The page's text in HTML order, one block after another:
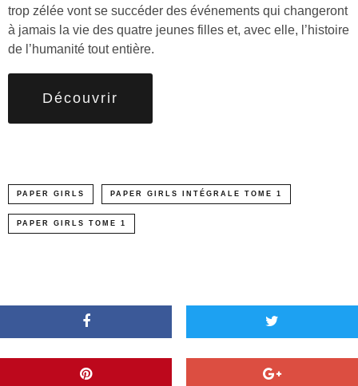
trop zélée vont se succéder des événements qui changeront
à jamais la vie des quatre jeunes filles et, avec elle, l’histoire
de l’humanité tout entière.
Découvrir
PAPER GIRLS PAPER GIRLS INTÉGRALE TOME 1
PAPER GIRLS TOME 1